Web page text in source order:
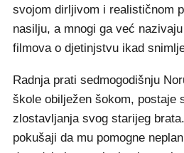
svojom dirljivom i realističnom
nasilju, a mnogi ga već
filmova o djetinjstvu ikad
Radnja prati sedmogodišnju
škole obilježen šokom, postaje
zlostavljanja svog starijeg
pokušaji da mu pomogne